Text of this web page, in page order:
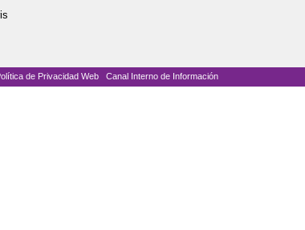
de Privacidad Web Canal Interno de Información